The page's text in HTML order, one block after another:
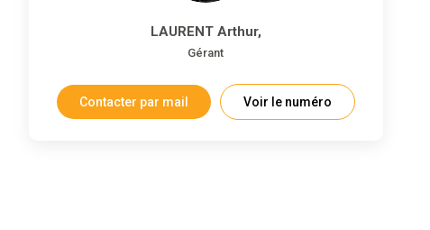
LAURENT Arthur,
Gérant
Contacter par mail Voir le numéro